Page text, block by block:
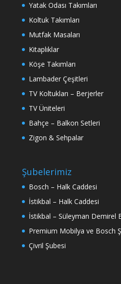
Yatak Odası Takımları
Koltuk Takımları
Mutfak Masaları
Kitaplıklar
Köşe Takımları
Lambader Çeşitleri
TV Koltukları – Berjerler
TV Üniteleri
Bahçe – Balkon Setleri
Zigon & Sehpalar
Şubelerimiz
Bosch – Halk Caddesi
İstikbal – Halk Caddesi
İstikbal – Süleyman Demirel
Premium Mobilya ve Bosch
Çivril Şubesi